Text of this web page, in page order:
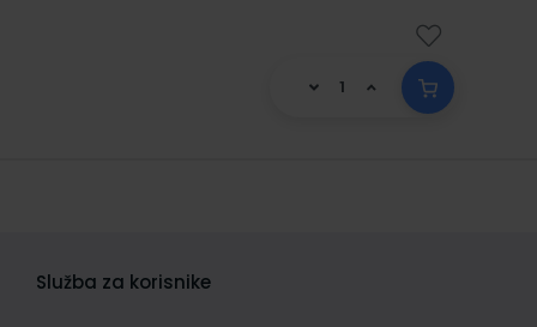
Služba za korisnike